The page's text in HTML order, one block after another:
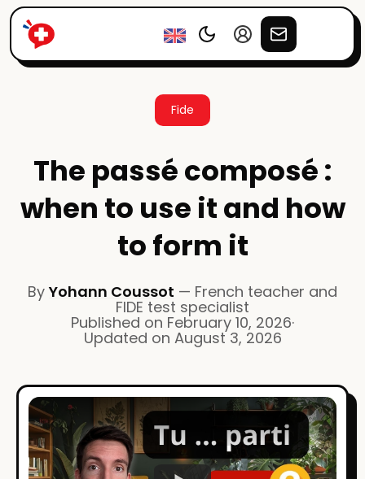
Fide
The passé composé :
when to use it and how
to form it
By Yohann Coussot — French teacher and
FIDE test specialist
Published on February 10, 2026·
Updated on August 3, 2026